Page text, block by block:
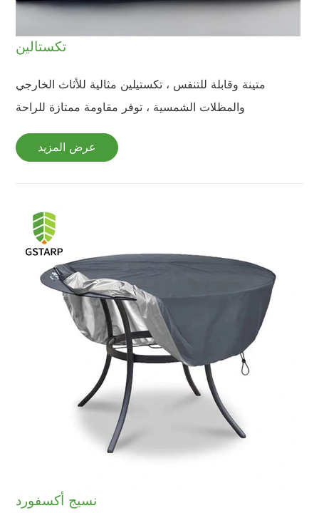
تكستالين
متينة وقابلة للتنفس ، تكستيلين مثالية للأثاث الخارجي
والمظلات الشمسية ، توفر مقاومة ممتازة للراحة
عرض المزيد
نسيج أكسفورد